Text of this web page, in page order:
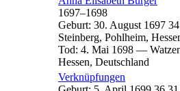
1697–1698
Geburt: 30. August 1697 34
Steinberg, Pohlheim,
Tod: 4. Mai 1698 —
Hessen, Deutschland
Verknüpfungen